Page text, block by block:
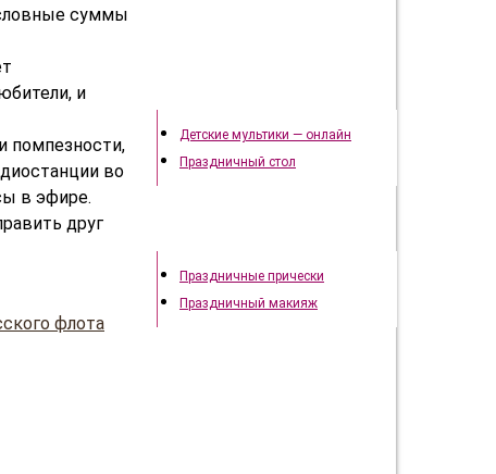
суммы
и
помпезности,
во
в эфире.
друг
флота
Детские мультики — онлайн
Праздничный стол
Праздничные прически
Праздничный макияж